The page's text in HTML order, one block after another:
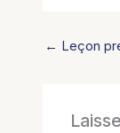
← Leçon